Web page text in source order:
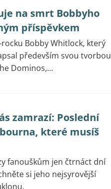
na smrt Bobbyho
příspěvkem
Bobby Whitlock, který
především svou tvorbou
Dominos,...
zamrazí: Poslední
které musíš
fanouškům jen čtrnáct dní
si jeho nejsyrovější